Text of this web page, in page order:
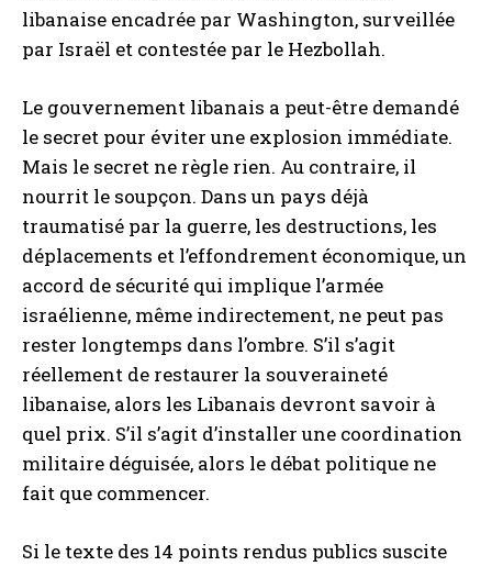
libanaise encadrée par Washington, surveillée
par Israël et contestée par le Hezbollah.
Le gouvernement libanais a peut-être demandé
le secret pour éviter une explosion immédiate.
Mais le secret ne règle rien. Au contraire, il
nourrit le soupçon. Dans un pays déjà
traumatisé par la guerre, les destructions, les
déplacements et l’effondrement économique, un
accord de sécurité qui implique l’armée
israélienne, même indirectement, ne peut pas
rester longtemps dans l’ombre. S’il s’agit
réellement de restaurer la souveraineté
libanaise, alors les Libanais devront savoir à
quel prix. S’il s’agit d’installer une coordination
militaire déguisée, alors le débat politique ne
fait que commencer.
Si le texte des 14 points rendus publics suscite